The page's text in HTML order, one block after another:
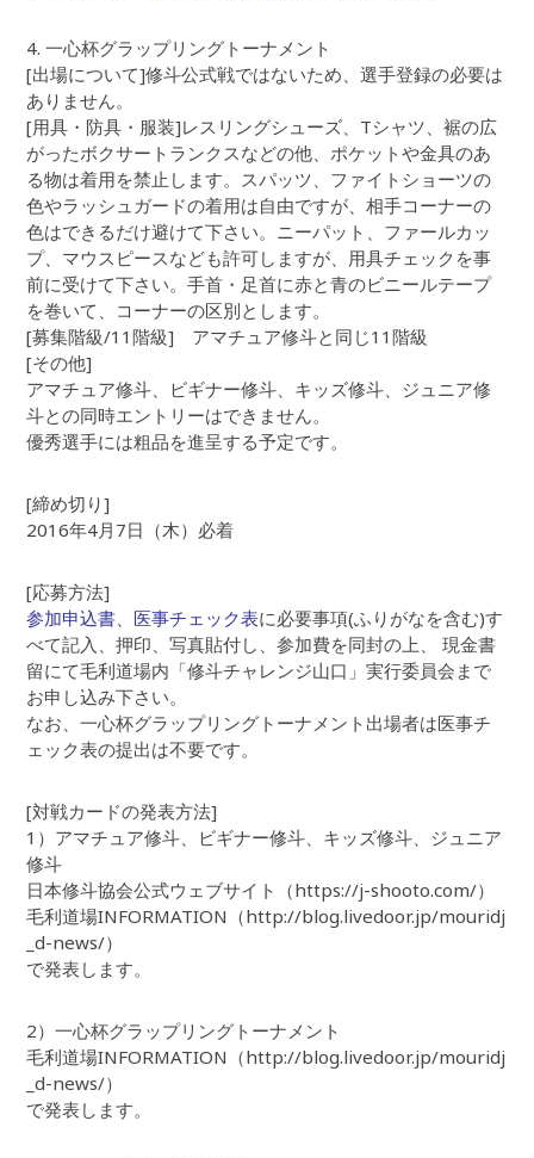
4. 一心杯グラップリングトーナメント
[出場について]修斗公式戦ではないため、選手登録の必要は
ありません。
[用具・防具・服装]レスリングシューズ、Tシャツ、裾の広
がったボクサートランクスなどの他、ポケットや金具のあ
る物は着用を禁止します。スパッツ、ファイトショーツの
色やラッシュガードの着用は自由ですが、相手コーナーの
色はできるだけ避けて下さい。ニーパット、ファールカッ
プ、マウスピースなども許可しますが、用具チェックを事
前に受けて下さい。手首・足首に赤と青のビニールテープ
を巻いて、コーナーの区別とします。
[募集階級/11階級] アマチュア修斗と同じ11階級
[その他]
アマチュア修斗、ビギナー修斗、キッズ修斗、ジュニア修
斗との同時エントリーはできません。
優秀選手には粗品を進呈する予定です。
[締め切り]
2016年4月7日（木）必着
[応募方法]
参加申込書、 医事チェック表に必要事項(ふりがなを含む)す
べて記入、押印、写真貼付し、参加費を同封の上、 現金書
留にて毛利道場内「修斗チャレンジ山口」実行委員会まで
お申し込み下さい。
なお、一心杯グラップリングトーナメント出場者は医事チ
ェック表の提出は不要です。
[対戦カードの発表方法]
1）アマチュア修斗、ビギナー修斗、キッズ修斗、ジュニア
修斗
日本修斗協会公式ウェブサイト（https://j-shooto.com/）
毛利道場INFORMATION（http://blog.livedoor.jp/mouridj
_d-news/）
で発表します。
2）一心杯グラップリングトーナメント
毛利道場INFORMATION（http://blog.livedoor.jp/mouridj
_d-news/）
で発表します。